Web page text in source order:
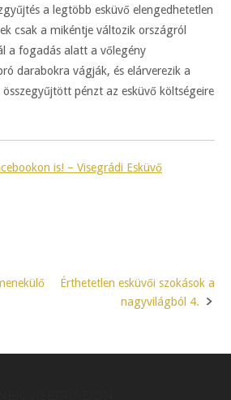
a legtöbb esküvő elengedhetetlen
csak a mikéntje változik országról
a fogadás alatt a vőlegény
darabokra vágják, és elárverezik a
pénzt az esküvő költségeire
is! – Visegrádi Esküvő
Érthetetlen esküvői szokások a
nagyvilágból 4.